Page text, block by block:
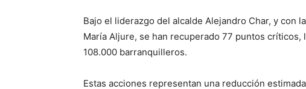
Bajo el liderazgo del alcalde Alejandro Char, y con
María Aljure, se han recuperado 77 puntos
108.000 barranquilleros.
Estas acciones representan una reducción